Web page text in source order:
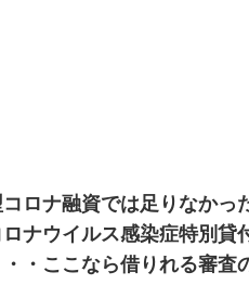
ロナ融資では足りなかっ
ナウイルス感染症特別貸
・・ここなら借りれる審査